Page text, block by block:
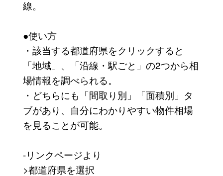
線。
●使い方
・該当する都道府県をクリックすると
「地域」、「沿線・駅ごと」の2つから相
場情報を調べられる。
・どちらにも「間取り別」「面積別」タ
ブがあり、自分にわかりやすい物件相場
を見ることが可能。
-リンクページより
>都道府県を選択